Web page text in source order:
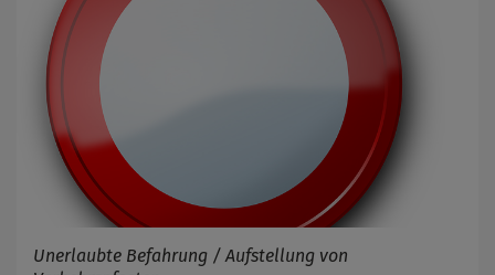
Unerlaubte Befahrung / Aufstellung von